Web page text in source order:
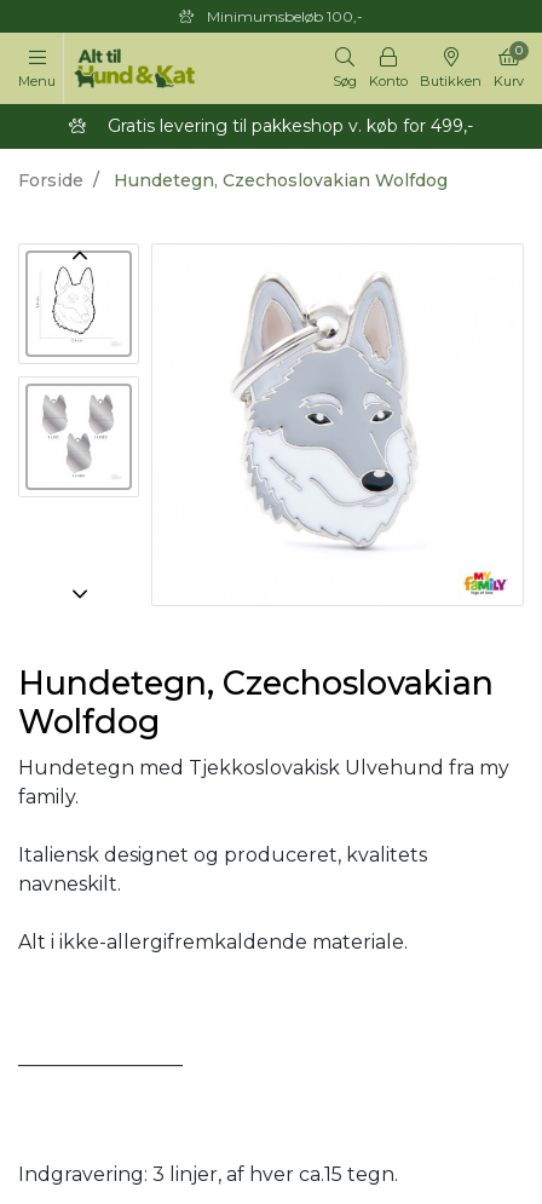
Minimumsbeløb 100,-
Menu Søg Konto Butikken Kurv
0
Gratis levering til pakkeshop v. køb for 499,-
Forside Hundetegn, Czechoslovakian Wolfdog
Hundetegn, Czechoslovakian
Wolfdog
Hundetegn med Tjekkoslovakisk Ulvehund fra my
family.
Italiensk designet og produceret, kvalitets
navneskilt.
Alt i ikke-allergifremkaldende materiale.
Indgravering: 3 linjer, af hver ca.15 tegn.